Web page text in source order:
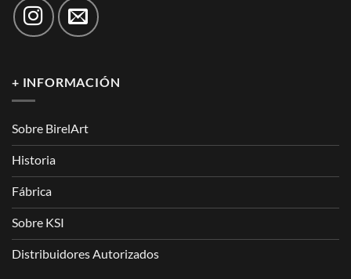
+ INFORMACIÓN
Sobre BirelArt
Historia
Fábrica
Sobre KSI
Distribuidores Autorizados